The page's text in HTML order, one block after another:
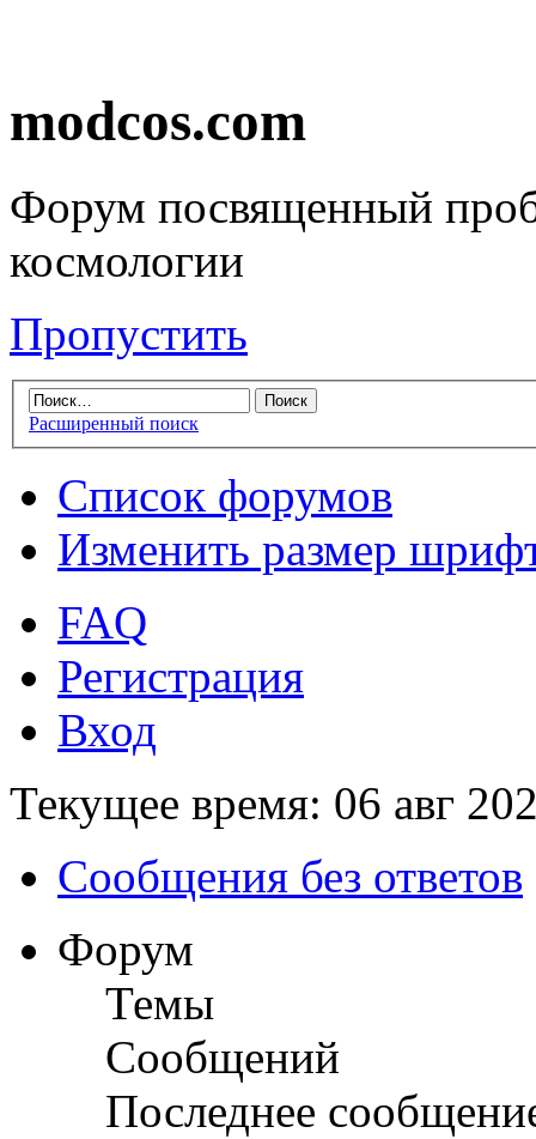
modcos.com
Форум посвященный
космологии
Пропустить
Расширенный поиск
Список форумов
Изменить размер
FAQ
Регистрация
Вход
Текущее время: 06 авг
Сообщения без ответов
Форум
Темы
Сообщений
Последнее